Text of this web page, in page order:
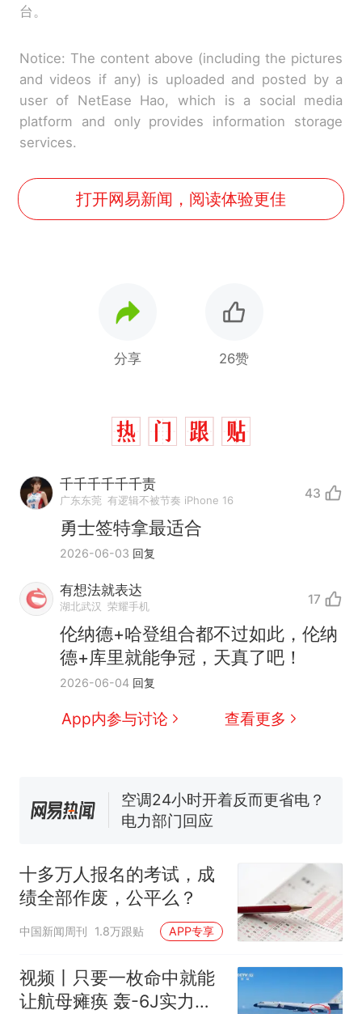
台。
Notice: The content above (including the pictures
and videos if any) is uploaded and posted by a
user of NetEase Hao, which is a social media
platform and only provides information storage
services.
打开网易新闻，阅读体验更佳
分享 26赞
千千千千千千责
广东东莞 有逻辑不被节奏 iPhone 16 43
勇士签特拿最适合
2026-06-03 回复
有想法就表达
湖北武汉 荣耀手机 17
伦纳德+哈登组合都不过如此，伦纳
德+库里就能争冠，天真了吧！
2026-06-04 回复
App内参与讨论 查看更多
热
十多万人报名的考试，成绩
全部作废，公平么？
新
全球唯一没有法定首都的国
家，刚改国名，总统就邀请中
国大使骑行绕了几乎整个国境
线一圈，还曾两次到中国寻根
搬家报价570元，搬到楼下交
空调24小时开着反而更省电？
电力部门回应
试前13名均遭淘汰？教育局：
已叫停招聘，成立调查组全面
核查
热
十多万人报名的考试，成绩
全部作废，公平么？
十多万人报名的考试，成
绩全部作废，公平么？
中国新闻周刊 1.8万跟贴 APP专享
视频丨只要一枚命中就能
让航母瘫痪 轰-6J实力有